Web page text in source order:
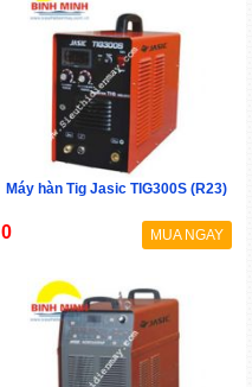
Máy hàn Tig Jasic TIG300S (R23)
0 MUA NGAY